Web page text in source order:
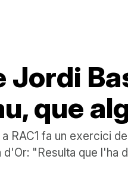
Jordi
que
RAC1 fa un exercici
d'Or: "Resulta que l'ha